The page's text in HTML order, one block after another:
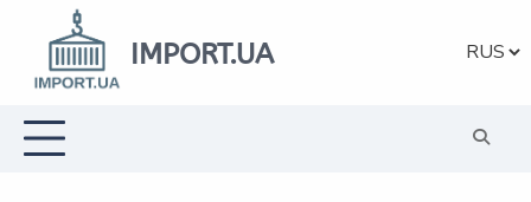
Перейти
содержанию
IMPORT.UA